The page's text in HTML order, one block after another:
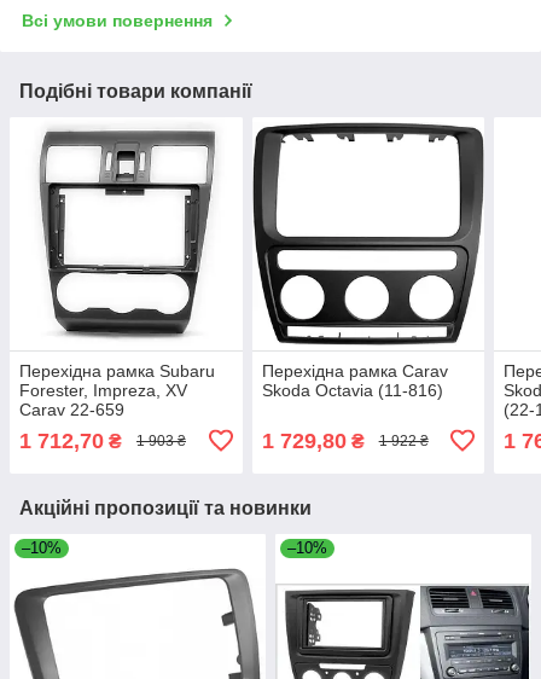
Всі умови повернення
Подібні товари компанії
Перехідна рамка Subaru
Forester, Impreza, XV
Carav 22-659
1 712,70 ₴ 1 903 ₴
Перехідна рамка Carav
Skoda Octavia (11-816)
1 729,80₴ 1 922 ₴
(22-
1
Акційні пропозиції та новинки
–10% –10%